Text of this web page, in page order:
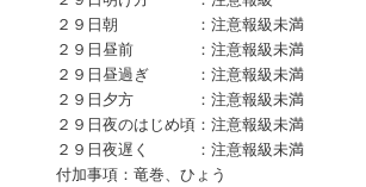
２９日朝 ：注意報級未満
２９日昼前 ：注意報級未満
２９日昼過ぎ ：注意報級未満
２９日夕方 ：注意報級未満
２９日夜のはじめ頃：注意報級未満
２９日夜遅く ：注意報級未満
付加事項：竜巻、ひょう